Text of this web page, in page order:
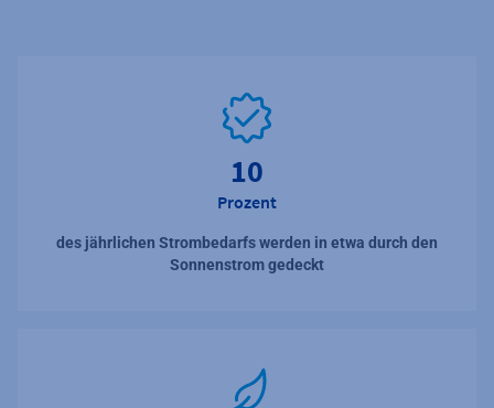
10
Prozent
des jährlichen Strombedarfs werden in etwa durch den
Sonnenstrom gedeckt